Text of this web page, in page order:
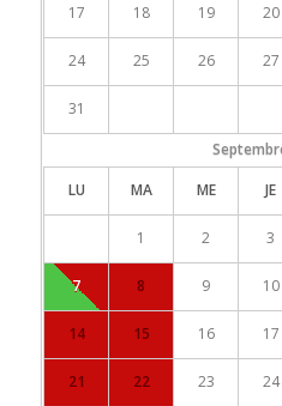
17 18 19 20
24 25 26 27
31
LU
MA ME JE
1 2 3
7 8 9 10
14 15 16 17
21 22 23 24